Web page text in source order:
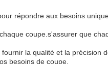
répondre aux besoins
coupe.s'assurer que
la qualité et la précision
besoins de coupe.